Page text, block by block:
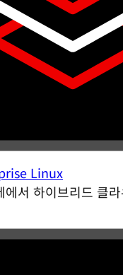
Linux
에서 하이브리드 클